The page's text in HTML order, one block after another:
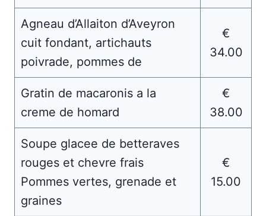
Agneau d’Allaiton d’Aveyron
cuit fondant, artichauts
poivrade, pommes de
€
34.00
Gratin de macaronis a la
creme de homard
€
38.00
Soupe glacee de betteraves
rouges et chevre frais
Pommes vertes, grenade et
graines
€
15.00